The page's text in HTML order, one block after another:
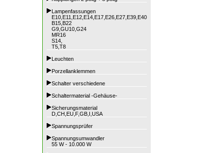
Lampenfassungen
E10,E11,E12,E14,E17,E26,E27,E39,E40
B15,B22
G9,GU10,G24
MR16
S14,
T5,T8
Leuchten
Porzellanklemmen
Schalter verschiedene
Schaltermaterial -Gehäuse-
Sicherungsmaterial
D,CH,EU,F,GB,I,USA
Spannungsprüfer
Spannungsumwandler
55 W - 10.000 W